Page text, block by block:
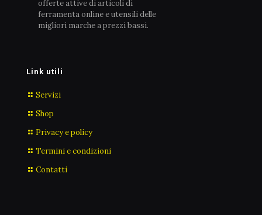
offerte attive di articoli di
ferramenta online e utensili delle
migliori marche a prezzi bassi.
Link utili
Servizi
Shop
Privacy e policy
Termini e condizioni
Contatti